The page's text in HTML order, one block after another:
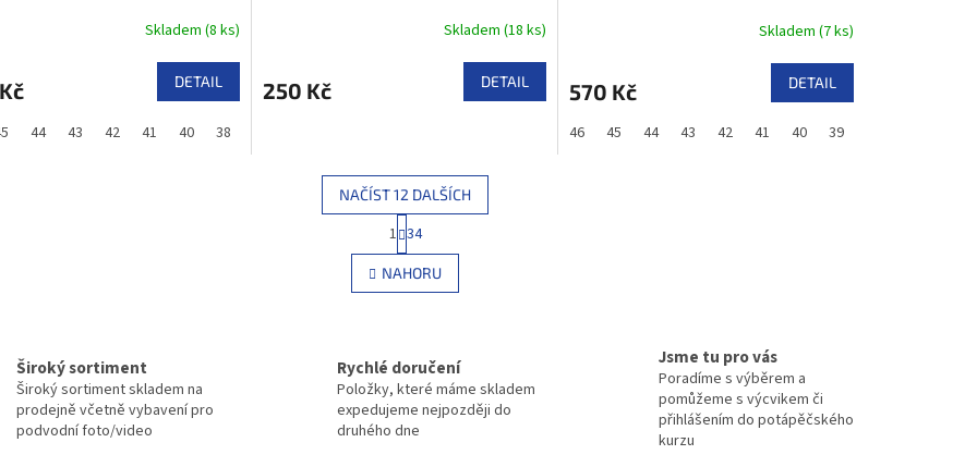
Skladem (8 ks)
DETAIL
44 43 42 41 40 38
Skladem (18 ks)
250 Kč DETAIL
Skladem (7 ks)
570 Kč DETAIL
46 45 44 43 42 41 40 39
O
v
l
c
í
p
r
NAČÍST 12 DALŠÍCH
S
t
r
á
n
á
n
í
1 34
NAHORU
Široký sortiment
Široký sortiment skladem na
prodejně včetně vybavení pro
podvodní foto/video
Rychlé doručení
Položky, které máme skladem
expedujeme nejpozději do
druhého dne
Jsme tu pro vás
Poradíme s výběrem a
pomůžeme s výcvikem či
přihlášením do potápěčského
kurzu